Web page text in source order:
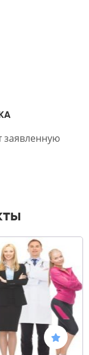
заявленную